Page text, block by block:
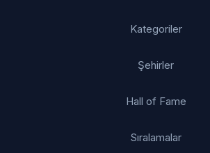
Kategoriler
Şehirler
Hall of Fame
Sıralamalar